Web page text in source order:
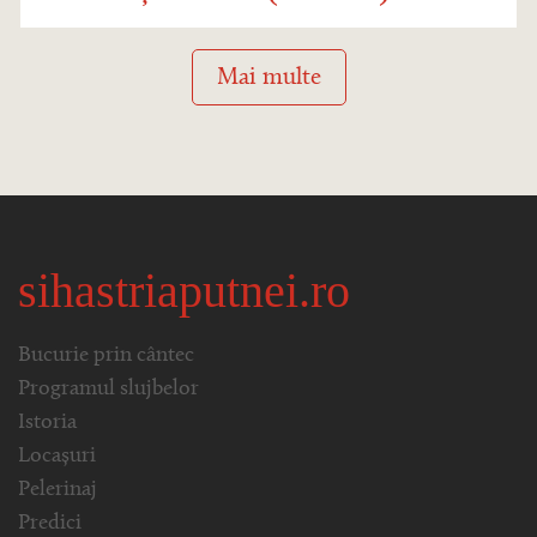
Mai multe
sihastriaputnei.ro
Bucurie prin cântec
Programul slujbelor
Istoria
Locașuri
Pelerinaj
Predici